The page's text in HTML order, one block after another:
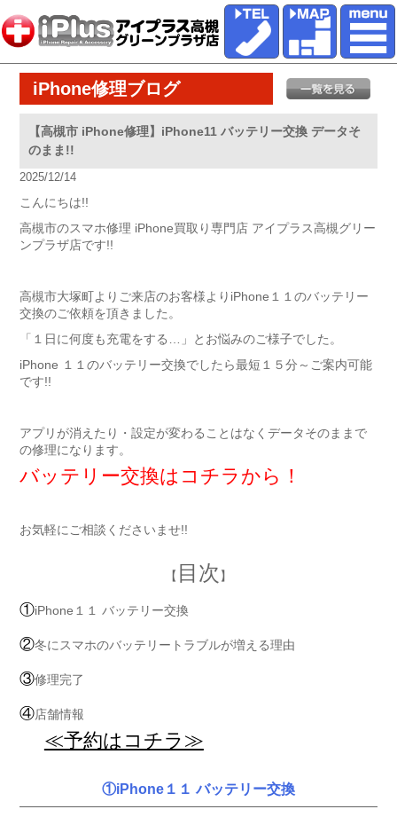
iPhone修理ブログ
【高槻市 iPhone修理】iPhone11 バッテリー交換 データそ
のまま!!
2025/12/14
こんにちは!!
高槻市のスマホ修理 iPhone買取り専門店 アイプラス高槻グリー
ンプラザ店です!!
高槻市大塚町よりご来店のお客様よりiPhone１１のバッテリー
交換のご依頼を頂きました。
「１日に何度も充電をする…」とお悩みのご様子でした。
iPhone １１のバッテリー交換でしたら最短１５分～ご案内可能
です!!
アプリが消えたり・設定が変わることはなくデータそのままで
の修理になります。
バッテリー交換はコチラから！
お気軽にご相談くださいませ!!
【 目次 】
①iPhone１１ バッテリー交換
②冬にスマホのバッテリートラブルが増える理由
③修理完了
④店舗情報
≪予約はコチラ≫
①iPhone１１ バッテリー交換